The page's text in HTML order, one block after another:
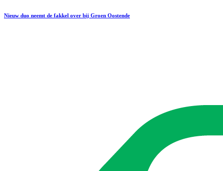
Nieuw duo neemt de fakkel over bij Groen Oostende